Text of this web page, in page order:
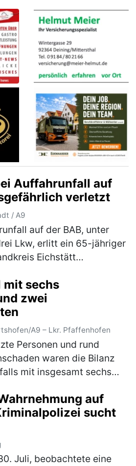
Auffahrunfall auf
verletzt
/ A9
auf der BAB, unter
Lkw, erlitt ein 65-jähriger
Eichstätt
Sattelzugs war…
sechs
zwei
A9 – Lkr. Pfaffenhofen
Personen und rund
waren die Bilanz
mit insgesamt sechs
20.00 Uhr. Ein 50-jäh…
auf
sucht
Juli, beobachtete eine